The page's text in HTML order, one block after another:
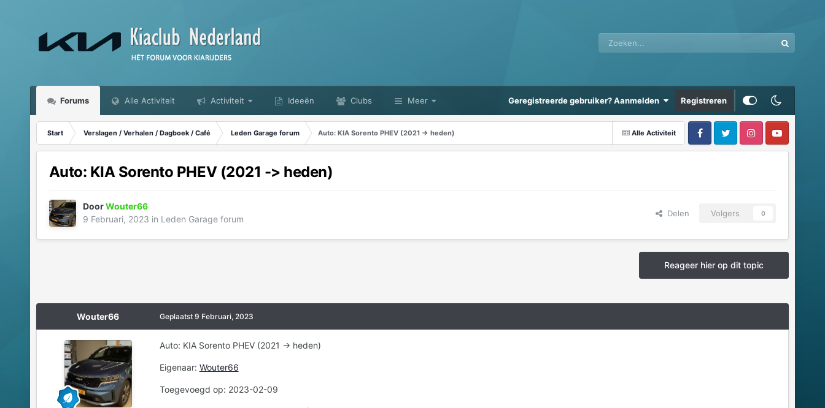
Forums Alle Activiteit Activiteit Ideeën Clubs Meer Geregistreerde gebruiker? Aanmelden Registreren
Alle Activiteit
Start Verslagen / Verhalen / Dagboek / Café Leden Garage forum Auto: KIA Sorento PHEV (2021 -> heden)
Auto: KIA Sorento PHEV (2021 -> heden)
DoorWouter66
9 Februari, 2023 in Leden Garage forum
Delen Volgers 0
Reageer hier op dit topic
Wouter66 Geplaatst 9 Februari, 2023
Auto: KIA Sorento PHEV (2021 -> heden)
Eigenaar: Wouter66
Toegevoegd op: 2023-02-09